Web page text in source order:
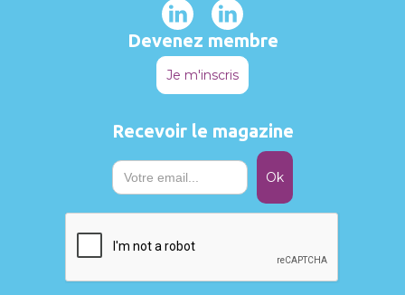
Devenez membre
Je m'inscris
Recevoir le magazine